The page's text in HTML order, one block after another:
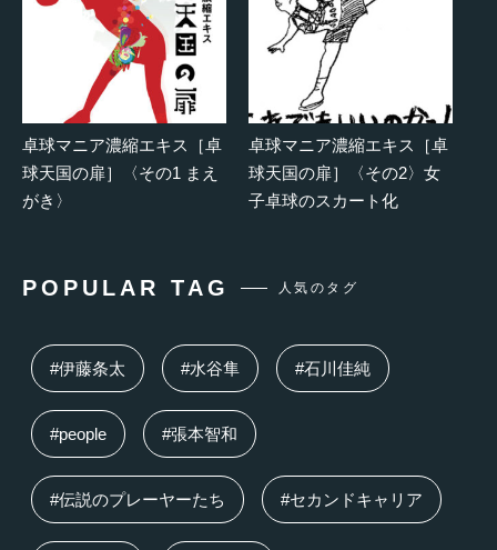
卓球マニア濃縮エキス［卓
球天国の扉］〈その1 まえ
がき〉
卓球マニア濃縮エキス［卓
球天国の扉］〈その2〉女
子卓球のスカート化
POPULAR TAG 人気のタグ
#伊藤条太 #水谷隼 #石川佳純
#people #張本智和
#伝説のプレーヤーたち #セカンドキャリア